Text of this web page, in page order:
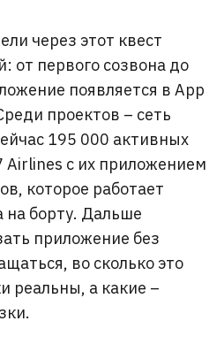
через этот квест
от первого созвона до
появляется в App
проектов – сеть
195 000 активных
Airlines с их приложением
которое работает
на борту. Дальше
приложение без
во сколько это
реальны, а какие –